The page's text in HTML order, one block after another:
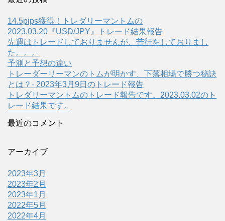
14.5pips獲得！トレダリーマントムの
2023.03.20『USD/JPY』トレード結果報告
先週はトレードしておりませんが、苦行をしておりまし
た。。。
予測と予想の違い
トレーダーリーマンのトムが明かす、下落相場で勝つ秘訣
とは？- 2023年3月9日のトレード報告
トレダリーマントムのトレード報告です。2023.03.02のト
レード結果です。
最近のコメント
アーカイブ
2023年3月
2023年2月
2023年1月
2022年5月
2022年4月